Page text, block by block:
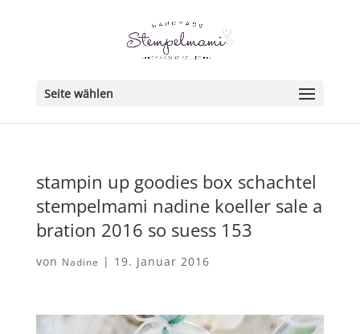
Seite wählen
stampin up goodies box schachtel
stempelmami nadine koeller sale a
bration 2016 so suess 153
von Nadine | 19. Januar 2016